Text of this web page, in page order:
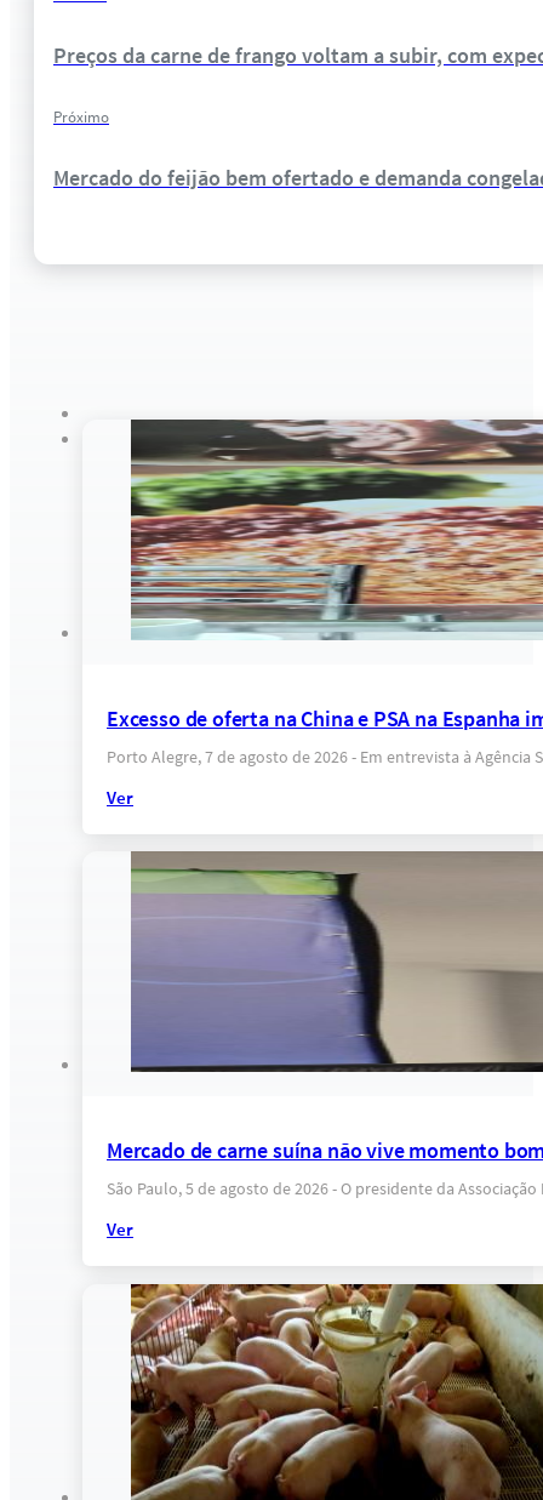
Preços da carne de frango voltam a subir, com
Próximo
Mercado do feijão bem ofertado e demanda
Excesso de oferta na China e PSA na Espanha
Porto Alegre, 7 de agosto de 2026 - Em entrevista à
Ver
Mercado de carne suína não vive momento
São Paulo, 5 de agosto de 2026 - O presidente da
Ver